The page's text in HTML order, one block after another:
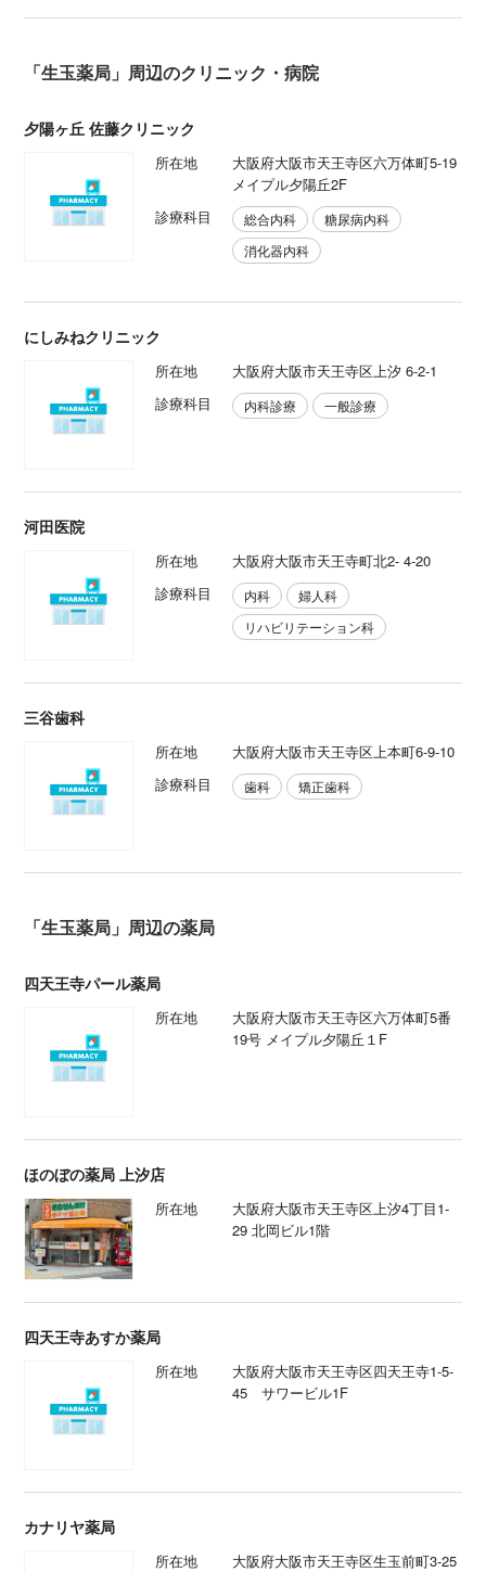
「生玉薬局」周辺のクリニック・病院
夕陽ヶ丘 佐藤クリニック
所在地
大阪府大阪市天王寺区六万体町5-19
メイプル夕陽丘2F
診療科目
総合内科
糖尿病内科
消化器内科
にしみねクリニック
所在地
大阪府大阪市天王寺区上汐 6-2-1
診療科目
内科診療 一般診療
河田医院
所在地
大阪府大阪市天王寺町北2- 4-20
診療科目
内科
婦人科
リハビリテーション科
三谷歯科
所在地
大阪府大阪市天王寺区上本町6-9-10
診療科目
歯科 矯正歯科
「生玉薬局」周辺の薬局
四天王寺パール薬局
所在地
大阪府大阪市天王寺区六万体町5番
19号 メイプル夕陽丘１F
ほのぼの薬局 上汐店
所在地
大阪府大阪市天王寺区上汐4丁目1-
29 北岡ビル1階
四天王寺あすか薬局
所在地
大阪府大阪市天王寺区四天王寺1-5-
45 サワービル1F
カナリヤ薬局
所在地 大阪府大阪市天王寺区生玉前町3-25